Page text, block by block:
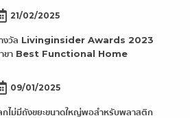
21/02/2025
งวัล Livinginsider Awards 2023
ขา Best Functional Home
09/01/2025
กไม่มีถังขยะขนาดใหญ่พอสำหรับพลาสติก